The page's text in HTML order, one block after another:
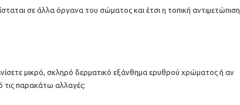
σε άλλα όργανα του σώματος και έτσι η τοπική αντιμετώπιση
μικρό, σκληρό δερματικό εξάνθημα ερυθρού χρώματος ή αν
τις παρακάτω αλλαγές: